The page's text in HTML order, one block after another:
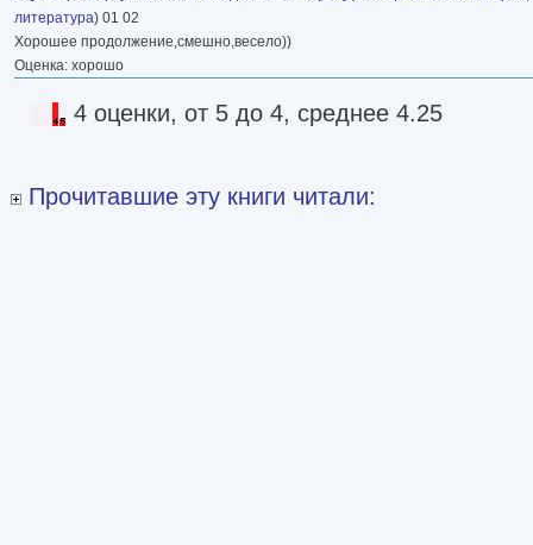
литература) 01 02
Хорошее продолжение,смешно,весело))
Оценка: хорошо
4 оценки, от 5 до 4, среднее 4.25
Прочитавшие эту книги читали: